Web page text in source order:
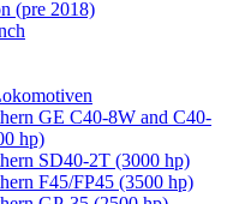
(pre 2018)
GE C40-8W and C40-
hp)
SD40-2T (3000 hp)
F45/FP45 (3500 hp)